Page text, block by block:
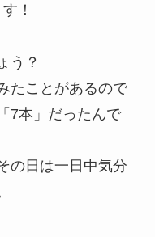
！
う？
たことがあるので
7本」だったんで
の日は一日中気分